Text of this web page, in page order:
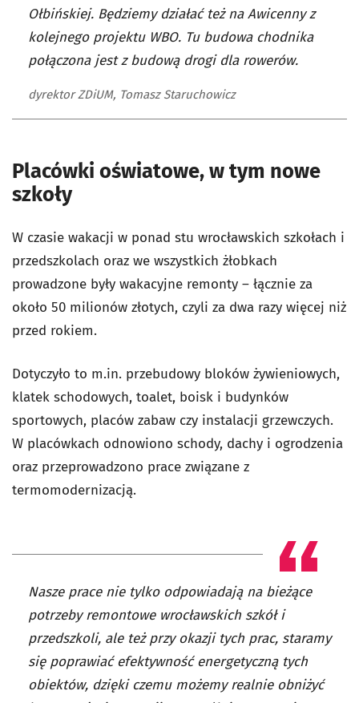
Ołbińskiej. Będziemy działać też na Awicenny z
kolejnego projektu WBO. Tu budowa chodnika
połączona jest z budową drogi dla rowerów.
dyrektor ZDiUM, Tomasz Staruchowicz
Placówki oświatowe, w tym nowe
szkoły
W czasie wakacji w ponad stu wrocławskich szkołach i
przedszkolach oraz we wszystkich żłobkach
prowadzone były wakacyjne remonty – łącznie za
około 50 milionów złotych, czyli za dwa razy więcej niż
przed rokiem.
Dotyczyło to m.in. przebudowy bloków żywieniowych,
klatek schodowych, toalet, boisk i budynków
sportowych, placów zabaw czy instalacji grzewczych.
W placówkach odnowiono schody, dachy i ogrodzenia
oraz przeprowadzono prace związane z
termomodernizacją.
Nasze prace nie tylko odpowiadają na bieżące
potrzeby remontowe wrocławskich szkół i
przedszkoli, ale też przy okazji tych prac, staramy
się poprawiać efektywność energetyczną tych
obiektów, dzięki czemu możemy realnie obniżyć